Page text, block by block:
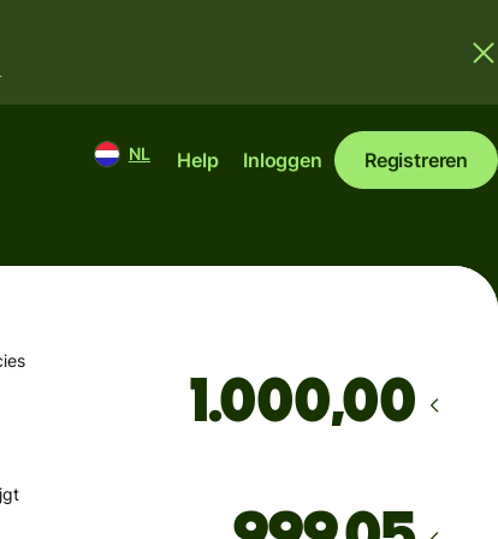
NL Help Inloggen Registreren
,00